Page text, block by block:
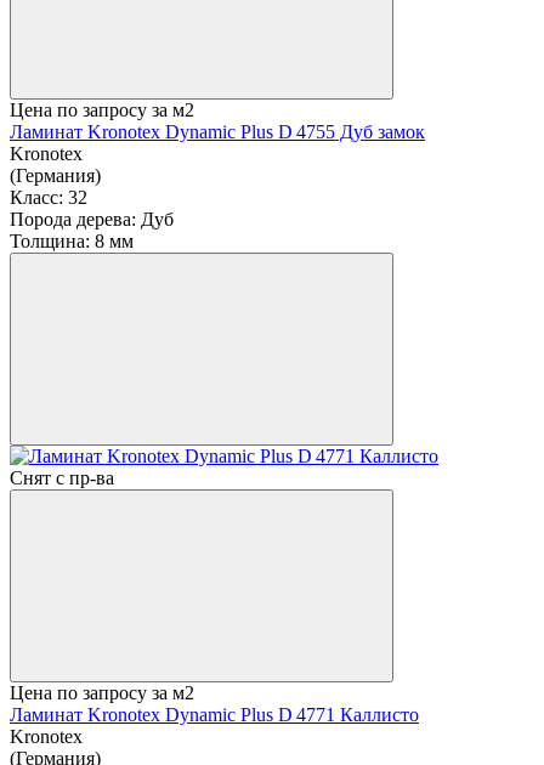
Цена по запросу за м2
Ламинат Kronotex Dynamic Plus D 4755 Дуб замок
Kronotex
(Германия)
Класс: 32
Порода дерева: Дуб
Толщина: 8 мм
Снят с пр-ва
Цена по запросу за м2
Ламинат Kronotex Dynamic Plus D 4771 Каллисто
Kronotex
(Германия)